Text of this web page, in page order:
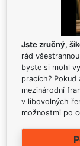
Jste zručný,
rád
byste si mohl
pracích?
mezinárodní
v libovolných
možnostmi po